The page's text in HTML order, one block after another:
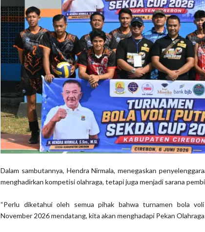
Dalam sambutannya, Hendra Nirmala, menegaskan
menghadirkan kompetisi olahraga, tetapi juga menjadi sarana
“Perlu diketahui oleh semua pihak bahwa turnamen bola
November 2026 mendatang, kita akan menghadapi Pekan